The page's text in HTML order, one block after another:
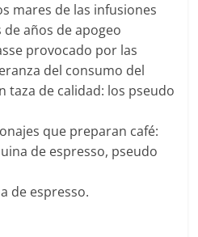
mares de las infusiones
años de apogeo
provocado por las
del consumo del
taza de calidad: los pseudo
que preparan café:
de espresso, pseudo
de espresso.